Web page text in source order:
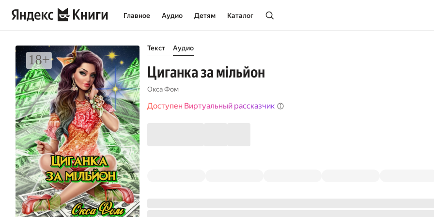
Главное Аудио Детям Каталог
Текст Аудио
Циганка за мільйон
Окса Фом
Доступен Виртуальный рассказчик